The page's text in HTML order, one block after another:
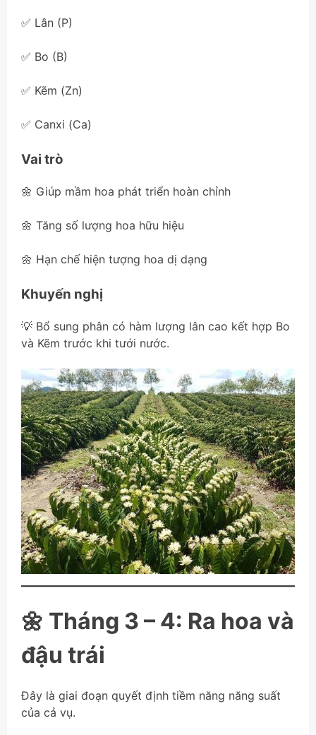
✅ Lân (P)
✅ Bo (B)
✅ Kẽm (Zn)
✅ Canxi (Ca)
Vai trò
🌼 Giúp mầm hoa phát triển hoàn chỉnh
🌼 Tăng số lượng hoa hữu hiệu
🌼 Hạn chế hiện tượng hoa dị dạng
Khuyến nghị
💡 Bổ sung phân có hàm lượng lân cao kết hợp Bo
và Kẽm trước khi tưới nước.
🌼 Tháng 3 – 4: Ra hoa và
đậu trái
Đây là giai đoạn quyết định tiềm năng năng suất
của cả vụ.